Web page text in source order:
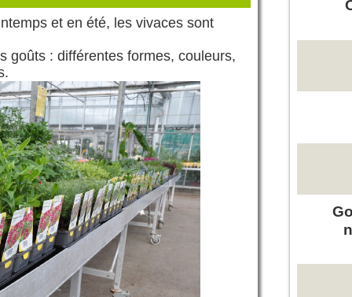
et en été, les vivaces sont
goûts : différentes formes, couleurs,